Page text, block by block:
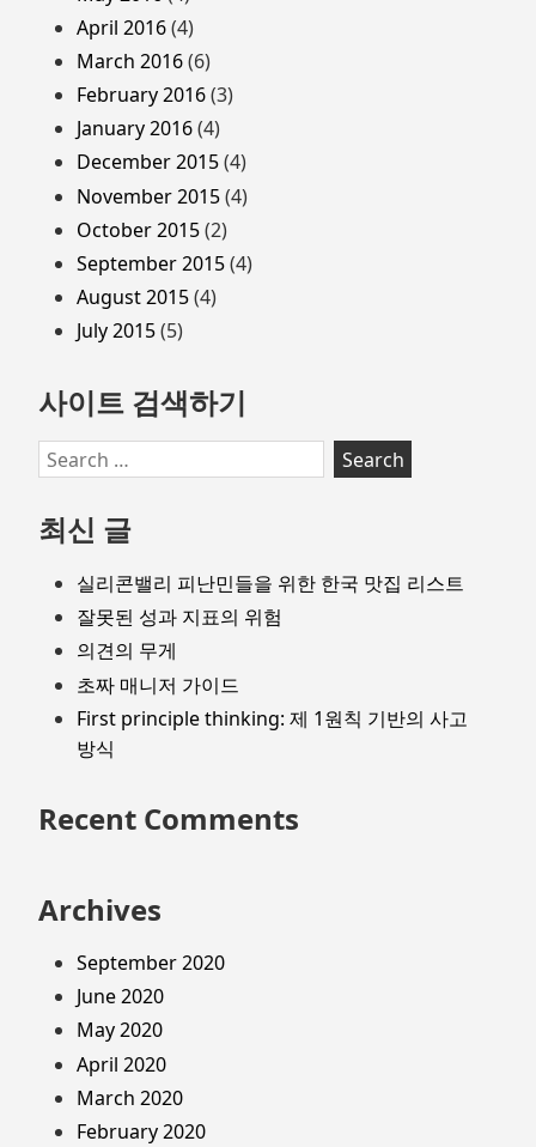
April 2016(4)
March 2016(6)
February 2016(3)
January 2016(4)
December 2015(4)
November 2015(4)
October 2015(2)
September 2015(4)
August 2015(4)
July 2015(5)
사이트 검색하기
Search
for:
최신 글
실리콘밸리 피난민들을 위한 한국 맛집 리스트
잘못된 성과 지표의 위험
의견의 무게
초짜 매니저 가이드
First principle thinking: 제 1원칙 기반의 사고
방식
Recent Comments
Archives
September 2020
June 2020
May 2020
April 2020
March 2020
February 2020